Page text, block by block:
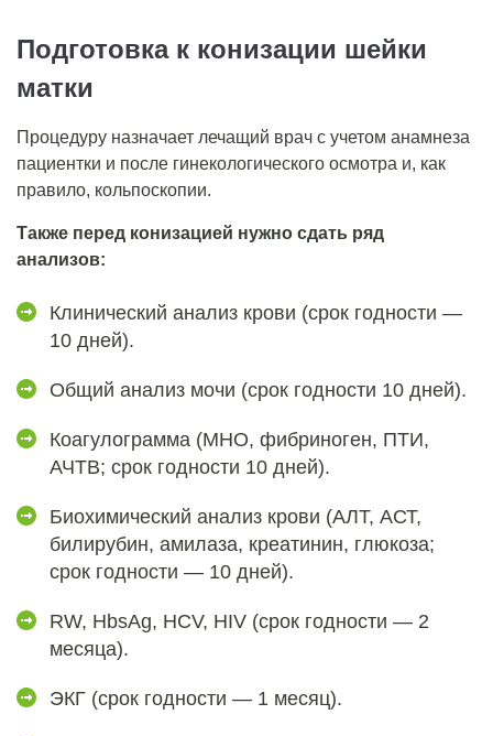
Подготовка к конизации шейки
матки
Процедуру назначает лечащий врач с учетом анамнеза
пациентки и после гинекологического осмотра и, как
правило, кольпоскопии.
Также перед конизацией нужно сдать ряд
анализов:
Клинический анализ крови (срок годности ―
10 дней).
Общий анализ мочи (срок годности 10 дней).
Коагулограмма (МНО, фибриноген, ПТИ,
АЧТВ; срок годности 10 дней).
Биохимический анализ крови (АЛТ, АСТ,
билирубин, амилаза, креатинин, глюкоза;
срок годности ― 10 дней).
RW, HbsAg, HCV, HIV (срок годности ― 2
месяца).
ЭКГ (срок годности ― 1 месяц).